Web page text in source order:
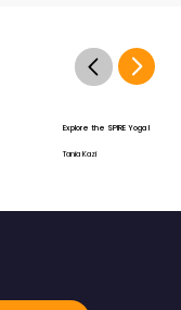
Explore the SPIRE Yoga Program
Tania Kazi